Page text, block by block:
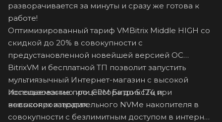
разворачивается за минуты и сразу же готова к
работе!
Оптимизированный тариф VMBitrix Middle HIGH со
скидкой до 20% в совокупности с
предустановленной новейшей версией ОС
BitrixVM и бесплатной ТП позволит запустить
мультиязычный Интернет-магазин с высокой
посещаемостью или CRM Битрикс24 при
невысоких затратах.
Использование процессора до 5 ГГц и
высокопроизводительного NVMe накопителя в
совокупности с безлимитным доступом в интернет